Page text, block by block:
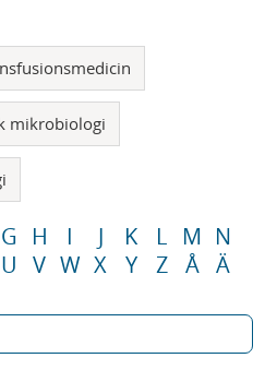
mikrobiologi
G H I J K L M N
U V W X Y Z Å Ä